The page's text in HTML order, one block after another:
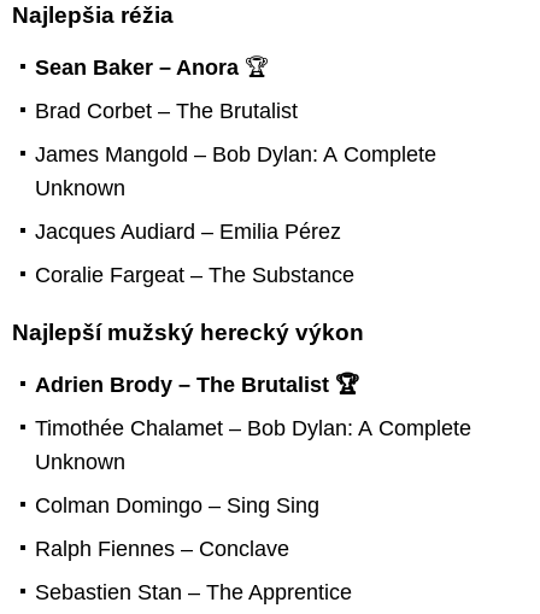
Najlepšia réžia
Sean Baker – Anora 🏆
Brad Corbet – The Brutalist
James Mangold – Bob Dylan: A Complete
Unknown
Jacques Audiard – Emilia Pérez
Coralie Fargeat – The Substance
Najlepší mužský herecký výkon
Adrien Brody – The Brutalist 🏆
Timothée Chalamet – Bob Dylan: A Complete
Unknown
Colman Domingo – Sing Sing
Ralph Fiennes – Conclave
Sebastien Stan – The Apprentice